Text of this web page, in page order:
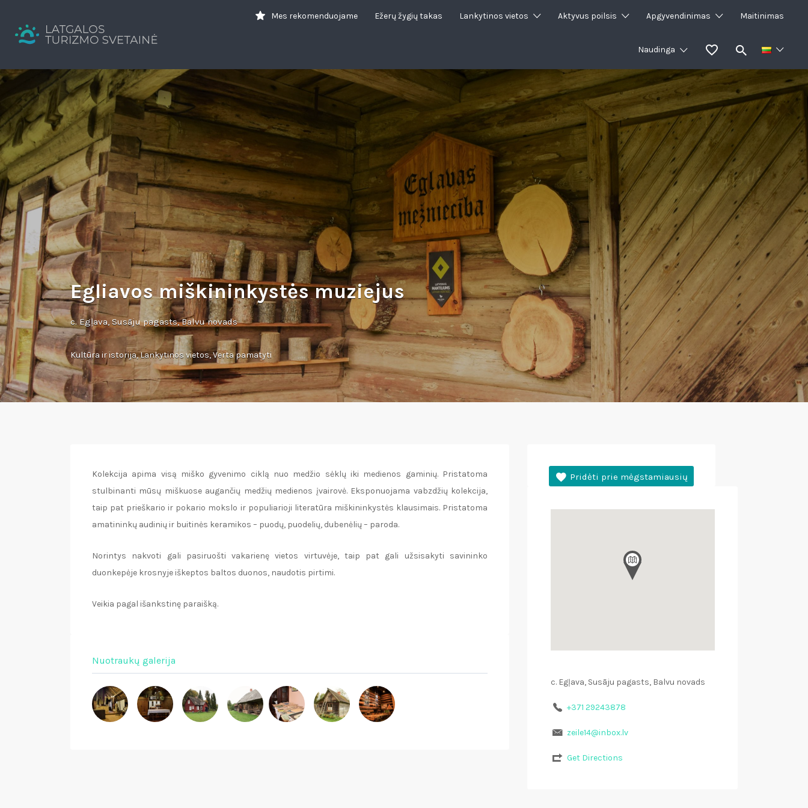
Tavs brīvdienu ceļvedis
Mes rekomenduojame Ežerų žygių takas Lankytinos vietos Aktyvus poilsis Apgyvendinimas Maitinimas
Naudinga
for:
Egliavos miškininkystės muziejus
c. Egļava, Susāju pagasts, Balvu novads
Kultūra ir istorija,Lankytinos vietos,Verta pamatyti
Kolekcija apima visą miško gyvenimo ciklą nuo medžio sėklų iki medienos gaminių. Pristatoma
stulbinanti mūsų miškuose augančių medžių medienos įvairovė. Eksponuojama vabzdžių kolekcija,
taip pat prieškario ir pokario mokslo ir populiarioji literatūra miškininkystės klausimais. Pristatoma
amatininkų audinių ir buitinės keramikos – puodų, puodelių, dubenėlių – paroda.
Norintys nakvoti gali pasiruošti vakarienę vietos virtuvėje, taip pat gali užsisakyti savininko
duonkepėje krosnyje iškeptos baltos duonos, naudotis pirtimi.
Veikia pagal išankstinę paraišką.
Nuotraukų galerija
c. Egļava, Susāju pagasts, Balvu novads
+371 29243878
zeile14@inbox.lv
Get Directions